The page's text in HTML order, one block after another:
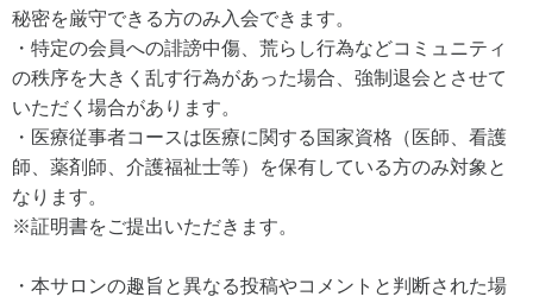
秘密を厳守できる方のみ入会できます。
・特定の会員への誹謗中傷、荒らし行為などコミュニティ
の秩序を大きく乱す行為があった場合、強制退会とさせて
いただく場合があります。
・医療従事者コースは医療に関する国家資格（医師、看護
師、薬剤師、介護福祉士等）を保有している方のみ対象と
なります。
※証明書をご提出いただきます。
・本サロンの趣旨と異なる投稿やコメントと判断された場